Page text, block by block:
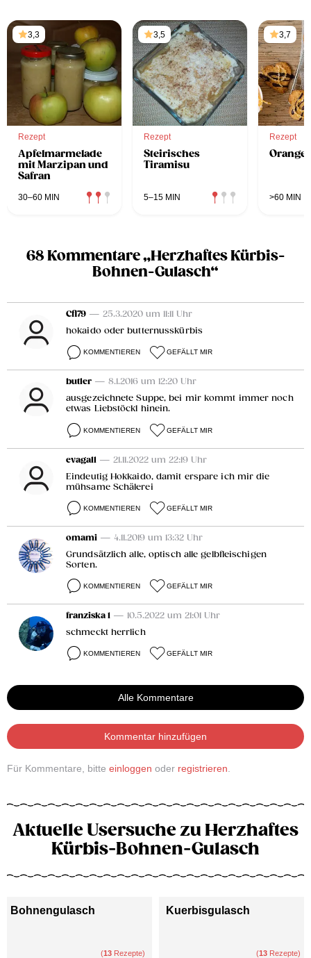
3,3
Rezept
Apfelmarmelade
mit Marzipan und
Safran
30–60 MIN
3,5
Rezept
Steirisches
Tiramisu
5–15 MIN
3,7
Rezept
>60 MIN
68 Kommentare „Herzhaftes Kürbis-
Bohnen-Gulasch“
Cfl79 — 25.3.2020 um 11:11 Uhr
hokaido oder butternusskürbis
KOMMENTIEREN GEFÄLLT MIR
butler — 8.1.2016 um 12:20 Uhr
ausgezeichnete Suppe, bei mir kommt immer noch
etwas Liebstöckl hinein.
KOMMENTIEREN GEFÄLLT MIR
evagall — 21.11.2022 um 22:19 Uhr
Eindeutig Hokkaido, damit erspare ich mir die
mühsame Schälerei
KOMMENTIEREN GEFÄLLT MIR
omami — 4.11.2019 um 13:32 Uhr
Grundsätzlich alle, optisch alle gelbfleischigen
Sorten.
KOMMENTIEREN GEFÄLLT MIR
franziska 1 — 10.5.2022 um 21:01 Uhr
schmeckt herrlich
KOMMENTIEREN GEFÄLLT MIR
Alle Kommentare
Kommentar hinzufügen
Für Kommentare, bitte einloggen oder registrieren
Aktuelle Usersuche zu Herzhaftes
Kürbis-Bohnen-Gulasch
Bohnengulasch
(13 Rezepte)
Kuerbisgulasch
(13 Rezepte)